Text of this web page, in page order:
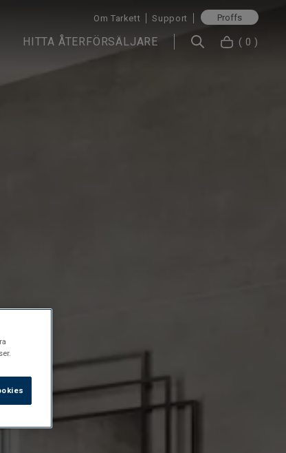
Om Tarkett Support Proffs
HITTA ÅTERFÖRSÄLJARE ( 0 )